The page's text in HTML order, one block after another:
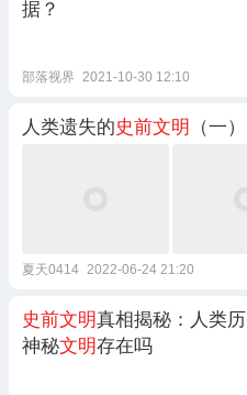
据？
部落视界 2021-10-30 12:10
人类遗失的史前文明 （一）
夏天0414 2022-06-24 21:20
史前文明真相揭秘：人类历
神秘文明存在吗